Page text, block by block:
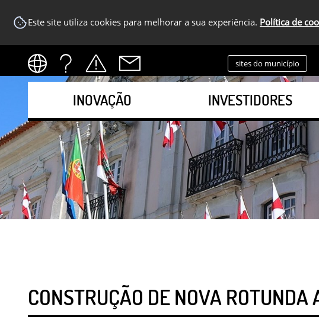
Este site utiliza cookies para melhorar a sua experiência. Política de
sites do município
INOVAÇÃO INVESTIDORES
CONSTRUÇÃO DE NOVA